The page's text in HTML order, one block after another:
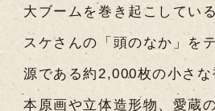
大ブームを巻き起こしてい
スケさんの「頭のなか」を
源である約2,000枚の小さ
本原画や立体造形物、愛蔵